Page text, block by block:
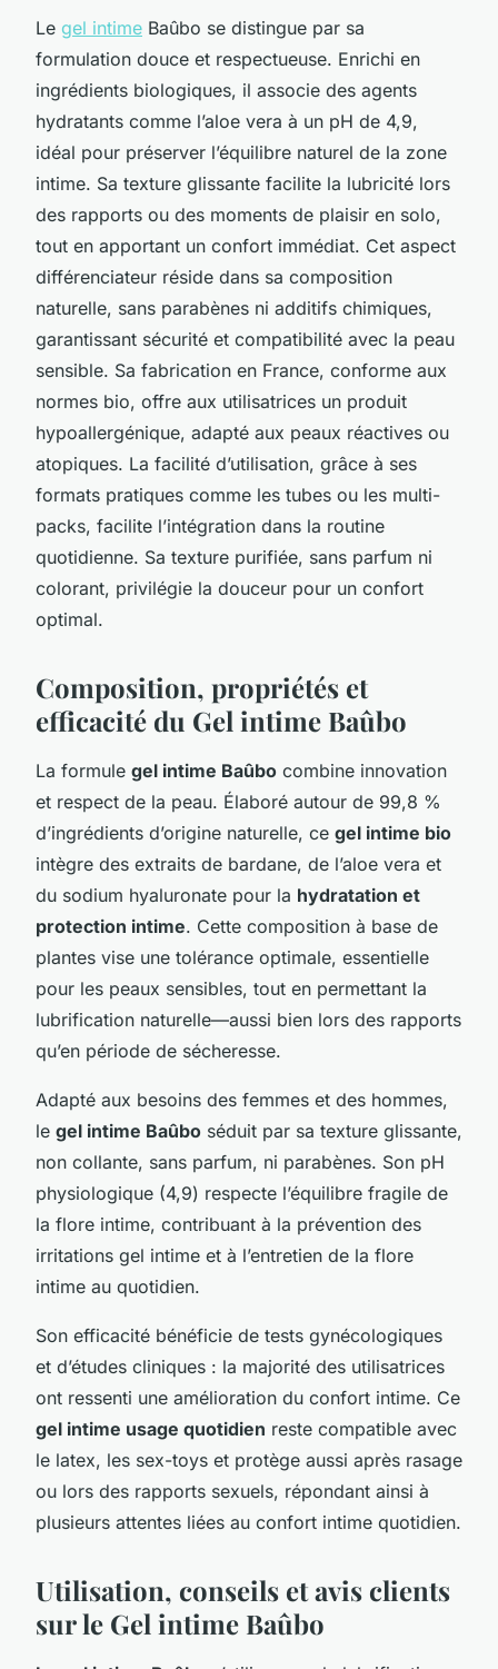
Le gel intime Baûbo se distingue par sa
formulation douce et respectueuse. Enrichi en
ingrédients biologiques, il associe des agents
hydratants comme l’aloe vera à un pH de 4,9,
idéal pour préserver l’équilibre naturel de la zone
intime. Sa texture glissante facilite la lubricité lors
des rapports ou des moments de plaisir en solo,
tout en apportant un confort immédiat. Cet aspect
différenciateur réside dans sa composition
naturelle, sans parabènes ni additifs chimiques,
garantissant sécurité et compatibilité avec la peau
sensible. Sa fabrication en France, conforme aux
normes bio, offre aux utilisatrices un produit
hypoallergénique, adapté aux peaux réactives ou
atopiques. La facilité d’utilisation, grâce à ses
formats pratiques comme les tubes ou les multi-
packs, facilite l’intégration dans la routine
quotidienne. Sa texture purifiée, sans parfum ni
colorant, privilégie la douceur pour un confort
optimal.
Composition, propriétés et
efficacité du Gel intime Baûbo
La formule gel intime Baûbo combine innovation
et respect de la peau. Élaboré autour de 99,8 %
d’ingrédients d’origine naturelle, ce gel intime bio
intègre des extraits de bardane, de l’aloe vera et
du sodium hyaluronate pour la hydratation et
protection intime. Cette composition à base de
plantes vise une tolérance optimale, essentielle
pour les peaux sensibles, tout en permettant la
lubrification naturelle—aussi bien lors des rapports
qu’en période de sécheresse.
Adapté aux besoins des femmes et des hommes,
le gel intime Baûbo séduit par sa texture glissante,
non collante, sans parfum, ni parabènes. Son pH
physiologique (4,9) respecte l’équilibre fragile de
la flore intime, contribuant à la prévention des
irritations gel intime et à l’entretien de la flore
intime au quotidien.
Son efficacité bénéficie de tests gynécologiques
et d’études cliniques : la majorité des utilisatrices
ont ressenti une amélioration du confort intime. Ce
gel intime usage quotidien reste compatible avec
le latex, les sex-toys et protège aussi après rasage
ou lors des rapports sexuels, répondant ainsi à
plusieurs attentes liées au confort intime quotidien.
Utilisation, conseils et avis clients
sur le Gel intime Baûbo